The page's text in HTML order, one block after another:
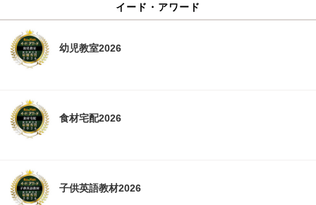
イード・アワード
幼児教室2026
食材宅配2026
子供英語教材2026